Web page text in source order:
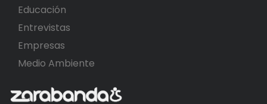
Educación
Entrevistas
Empresas
Medio Ambiente